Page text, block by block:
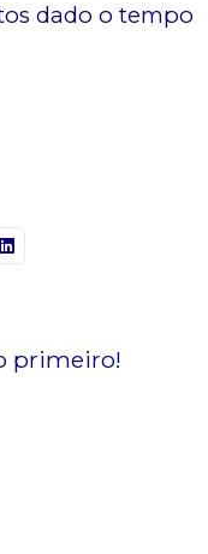
dado o tempo
primeiro!